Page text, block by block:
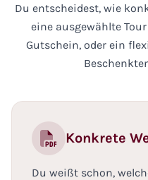
Du entscheidest, wie
eine ausgewählte
Gutschein, oder ein
Konkrete
Du weißt schon,